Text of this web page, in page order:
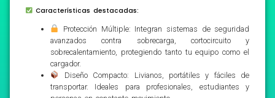
Características destacadas:
Protección Múltiple: Integran sistemas de seguridad
avanzados contra sobrecarga, cortocircuito y
sobrecalentamiento, protegiendo tanto tu equipo como el
cargador.
Diseño Compacto: Livianos, portátiles y fáciles de
transportar. Ideales para profesionales, estudiantes y